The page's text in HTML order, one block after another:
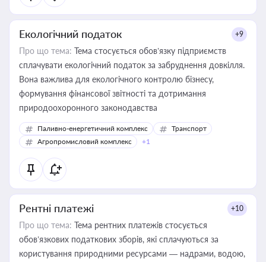
Екологічний податок +9
Про що тема: Тема стосується обов’язку підприємств
сплачувати екологічний податок за забруднення довкілля.
Вона важлива для екологічного контролю бізнесу,
формування фінансової звітності та дотримання
природоохоронного законодавства
Паливно-енергетичний комплекс
Транспорт
Агропромисловий комплекс
+1
Рентні платежі +10
Про що тема: Тема рентних платежів стосується
обов’язкових податкових зборів, які сплачуються за
користування природними ресурсами — надрами, водою,